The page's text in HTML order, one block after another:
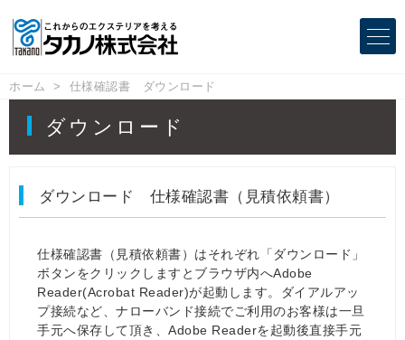
ホーム 仕様確認書 ダウンロード
ダウンロード
ダウンロード 仕様確認書（見積依頼書）
仕様確認書（見積依頼書）はそれぞれ「ダウンロード」
ボタンをクリックしますとブラウザ内へAdobe
Reader(Acrobat Reader)が起動します。ダイアルアッ
プ接続など、ナローバンド接続でご利用のお客様は一旦
手元へ保存して頂き、Adobe Readerを起動後直接手元